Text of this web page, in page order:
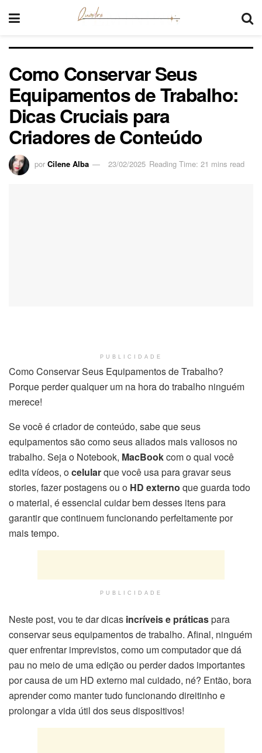
Como Conservar Seus
Equipamentos de Trabalho:
Dicas Cruciais para
Criadores de Conteúdo
por Cilene Alba 23/02/2025 Reading Time: 21 mins read
PUBLICIDADE
Como Conservar Seus Equipamentos de Trabalho?
Porque perder qualquer um na hora do trabalho ninguém
merece!
Se você é criador de conteúdo, sabe que seus
equipamentos são como seus aliados mais valiosos no
trabalho. Seja o Notebook, MacBookcom o qual você
edita vídeos, ocelularque você usa para gravar seus
stories, fazer postagens ou o HD externo que guarda todo
o material, é essencial cuidar bem desses itens para
garantir que continuem funcionando perfeitamente por
mais tempo.
PUBLICIDADE
Neste post, vou te dar dicas incríveis e práticaspara
conservar seus equipamentos de trabalho. Afinal, ninguém
quer enfrentar imprevistos, como um computador que dá
pau no meio de uma edição ou perder dados importantes
por causa de um HD externo mal cuidado, né? Então, bora
aprender como manter tudo funcionando direitinho e
prolongar a vida útil dos seus dispositivos!